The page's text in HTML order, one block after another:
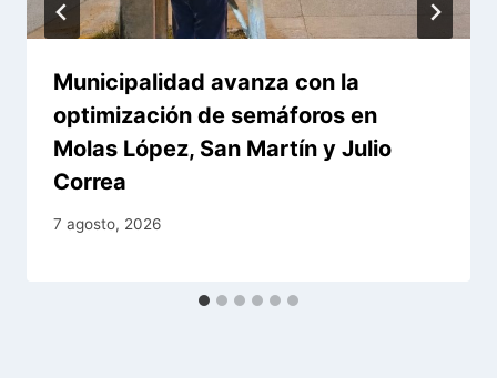
Municipalidad avanza con la
optimización de semáforos en
Molas López, San Martín y Julio
Correa
7 agosto, 2026